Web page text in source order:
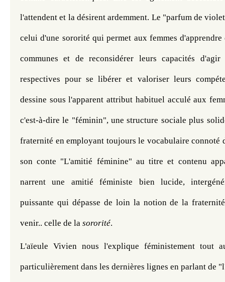
l'attendent et la désirent ardemment. Le "parfum de
celui d'une sororité qui permet aux femmes d'apprendre
communes et de reconsidérer leurs capacités d'agir
respectives pour se libérer et valoriser leurs
dessine sous l'apparent attribut habituel acculé aux
c'est-à-dire le "féminin", une structure sociale plus
fraternité en employant toujours le vocabulaire connoté
son conte "L'amitié féminine" au titre et contenu
narrent une amitié féministe bien lucide,
puissante qui dépasse de loin la notion de la
venir.. celle de la sororité.
L'aïeule Vivien nous l'explique féministement tout
particulièrement dans les dernières lignes en parlant de